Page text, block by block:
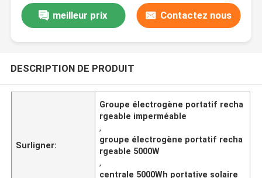
meilleur prix Contactez nous
DESCRIPTION DE PRODUIT
Surligner:
Groupe électrogène portatif recha
rgeable imperméable
,
groupe électrogène portatif recha
rgeable 5000W
,
centrale 5000Wh portative solaire